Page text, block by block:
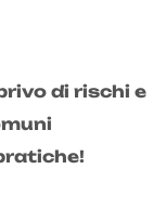
di rischi e